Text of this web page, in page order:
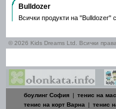
Bulldozer
Всички продукти на "Bulldozer"
© 2026 Kids Dreams Ltd. Всички
боулинг София | тенис на
тенис на корт Варна
| тенис